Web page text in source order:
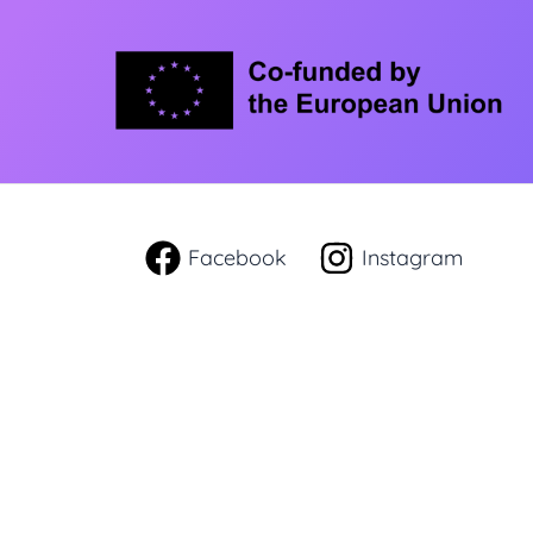
Facebook Instagram